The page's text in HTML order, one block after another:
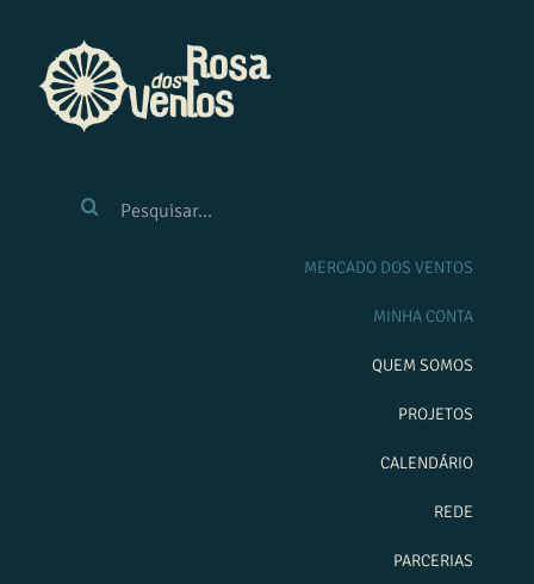
conteúdo
RESULTADOS
MERCADO DOS VENTOS
MINHA CONTA
QUEM SOMOS
PROJETOS
CALENDÁRIO
REDE
PARCERIAS